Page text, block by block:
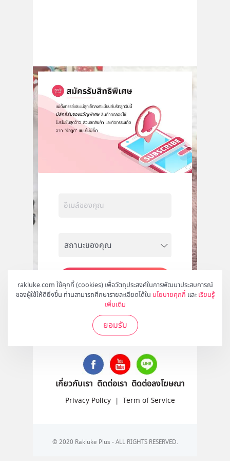
rakluke.com ใช้คุกกี้ (cookies) เพื่อวัตถุประสงค์ในการพัฒนาประสบการณ์
ของผู้ใช้ให้ดียิ่งขึ้น ท่านสามารถศึกษารายละเอียดได้ใน นโยบายคุกกี้ และ เรียนรู้
เพิ่มเติม
ยอมรับ
สมัคร
ติดตามเราได้ที่
เกี่ยวกับเรา ติดต่อเรา ติดต่อลงโฆษณา
Privacy Policy | Term of Service
© 2020 Rakluke Plus - ALL RIGHTS RESERVED.